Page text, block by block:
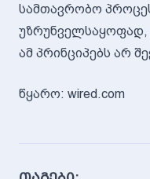
სამთავრობო
უზრუნველსაყოფად,
ამ პრინციპებს არ
წყარო: wired.com